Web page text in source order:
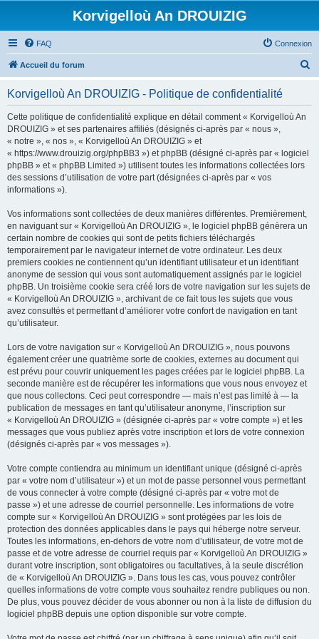
Korvigelloù An DROUIZIG
FAQ Connexion
Accueil du forum
Korvigelloù An DROUIZIG - Politique de confidentialité
Cette politique de confidentialité explique en détail comment « Korvigelloù An
DROUIZIG » et ses partenaires affiliés (désignés ci-après par « nous »,
« notre », « nos », « Korvigelloù An DROUIZIG » et
« https://www.drouizig.org/phpBB3 ») et phpBB (désigné ci-après par « logiciel
phpBB » et « phpBB Limited ») utilisent toutes les informations collectées lors
des sessions d’utilisation de votre part (désignées ci-après par « vos
informations »).
Vos informations sont collectées de deux manières différentes. Premièrement,
en naviguant sur « Korvigelloù An DROUIZIG », le logiciel phpBB génèrera un
certain nombre de cookies qui sont de petits fichiers téléchargés
temporairement par le navigateur internet de votre ordinateur. Les deux
premiers cookies ne contiennent qu’un identifiant utilisateur et un identifiant
anonyme de session qui vous sont automatiquement assignés par le logiciel
phpBB. Un troisième cookie sera créé lors de votre navigation sur les sujets de
« Korvigelloù An DROUIZIG », archivant de ce fait tous les sujets que vous
avez consultés et permettant d’améliorer votre confort de navigation en tant
qu’utilisateur.
Lors de votre navigation sur « Korvigelloù An DROUIZIG », nous pouvons
également créer une quatrième sorte de cookies, externes au document qui
est prévu pour couvrir uniquement les pages créées par le logiciel phpBB. La
seconde manière est de récupérer les informations que vous nous envoyez et
que nous collectons. Ceci peut correspondre — mais n’est pas limité à — la
publication de messages en tant qu’utilisateur anonyme, l’inscription sur
« Korvigelloù An DROUIZIG » (désignée ci-après par « votre compte ») et les
messages que vous publiez après votre inscription et lors de votre connexion
(désignés ci-après par « vos messages »).
Votre compte contiendra au minimum un identifiant unique (désigné ci-après
par « votre nom d’utilisateur ») et un mot de passe personnel vous permettant
de vous connecter à votre compte (désigné ci-après par « votre mot de
passe ») et une adresse de courriel personnelle. Les informations de votre
compte sur « Korvigelloù An DROUIZIG » sont protégées par les lois de
protection des données applicables dans le pays qui héberge notre serveur.
Toutes les informations, en-dehors de votre nom d’utilisateur, de votre mot de
passe et de votre adresse de courriel requis par « Korvigelloù An DROUIZIG »
durant votre inscription, sont obligatoires ou facultatives, à la seule discrétion
de « Korvigelloù An DROUIZIG ». Dans tous les cas, vous pouvez contrôler
quelles informations de votre compte vous souhaitez rendre publiques ou non.
De plus, vous pouvez décider de vous abonner ou non à la liste de diffusion du
logiciel phpBB depuis une option disponible sur votre compte.